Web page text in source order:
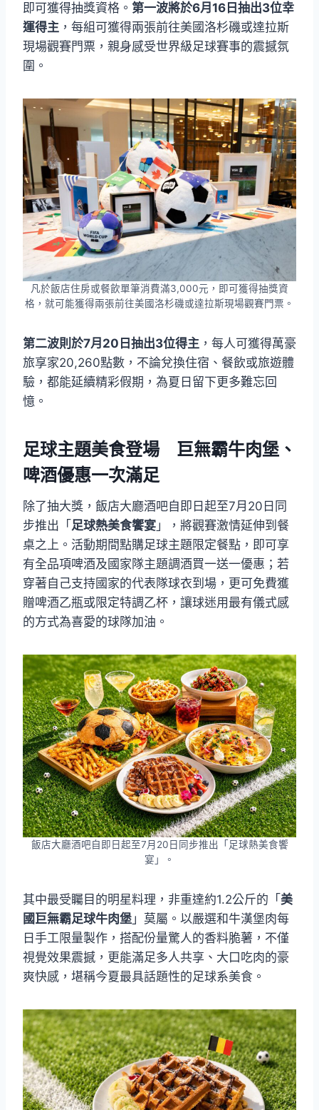
即可獲得抽獎資格。 第一波將於6月16日抽出3位幸
運得主 ，每組可獲得兩張前往美國洛杉磯或達拉斯
現場觀賽門票，親身感受世界級足球賽事的震撼氛
圍。
凡於飯店住房或餐飲單筆消費滿3,000元，即可獲得抽獎資
格，就可能獲得兩張前往美國洛杉磯或達拉斯現場觀賽門票。
第二波則於7月20日抽出3位得主 ，每人可獲得萬豪
旅享家20,260點數，不論兌換住宿、餐飲或旅遊體
驗，都能延續精彩假期，為夏日留下更多難忘回
憶。
足球主題美食登場 巨無霸牛肉堡、
啤酒優惠一次滿足
除了抽大獎，飯店大廳酒吧自即日起至7月20日同
步推出「 足球熱美食饗宴 」，將觀賽激情延伸到餐
桌之上。活動期間點購足球主題限定餐點，即可享
有全品項啤酒及國家隊主題調酒買一送一優惠；若
穿著自己支持國家的代表隊球衣到場，更可免費獲
贈啤酒乙瓶或限定特調乙杯，讓球迷用最有儀式感
的方式為喜愛的球隊加油。
飯店大廳酒吧自即日起至7月20日同步推出「足球熱美食饗
宴」。
其中最受矚目的明星料理，非重達約1.2公斤的「 美
國巨無霸足球牛肉堡 」莫屬。以嚴選和牛漢堡肉每
日手工限量製作，搭配份量驚人的香料脆薯，不僅
視覺效果震撼，更能滿足多人共享、大口吃肉的豪
爽快感，堪稱今夏最具話題性的足球系美食。